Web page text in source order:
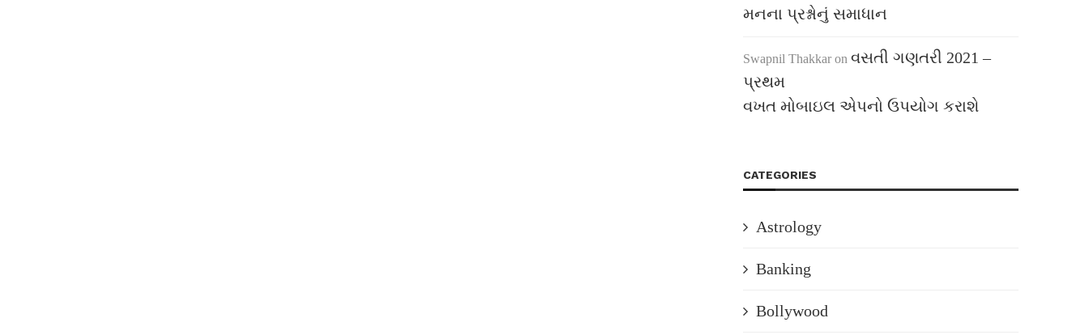
મનના પ્રશ્નોનું સમાધાન
Swapnil Thakkar on વસતી ગણતરી 2021 –
પ્રથમ
વખત મોબાઇલ એપનો ઉપયોગ કરાશે
CATEGORIES
Astrology
Banking
Bollywood